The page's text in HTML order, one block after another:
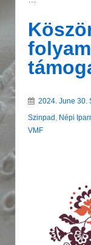
2024. June 30.
Szinpad , Népi
VMF